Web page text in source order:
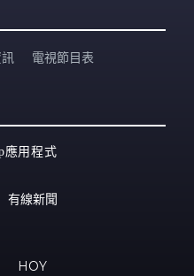
電視節目表
應用程式
有線新聞
HOY